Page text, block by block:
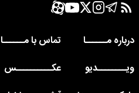
درباره مــــــا
تماس با مــــــا
ویــــــــدیو
عکــــــــــس